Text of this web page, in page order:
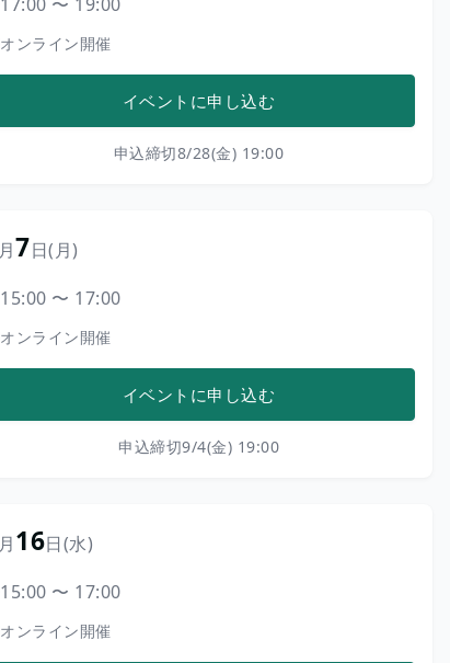
オンライン開催
イベントに申し込む
申込締切8/28(金) 19:00
月7日(月)
15:00 〜 17:00
オンライン開催
イベントに申し込む
申込締切9/4(金) 19:00
月16日(水)
15:00 〜 17:00
オンライン開催